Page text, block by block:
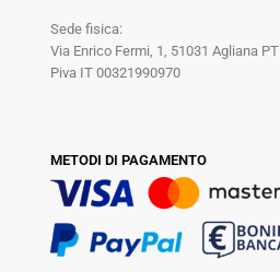
Sede fisica:
Via Enrico Fermi, 1, 51031 Agliana PT
Piva IT 00321990970
METODI DI PAGAMENTO